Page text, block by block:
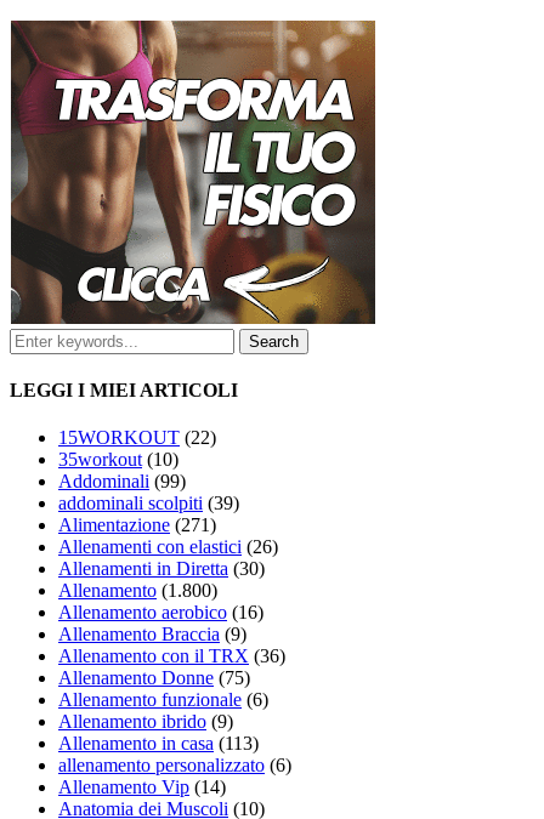
LEGGI I MIEI ARTICOLI
15WORKOUT (22)
35workout (10)
Addominali (99)
addominali scolpiti (39)
Alimentazione (271)
Allenamenti con elastici (26)
Allenamenti in Diretta (30)
Allenamento (1.800)
Allenamento aerobico (16)
Allenamento Braccia (9)
Allenamento con il TRX (36)
Allenamento Donne (75)
Allenamento funzionale (6)
Allenamento ibrido (9)
Allenamento in casa (113)
allenamento personalizzato (6)
Allenamento Vip (14)
Anatomia dei Muscoli (10)